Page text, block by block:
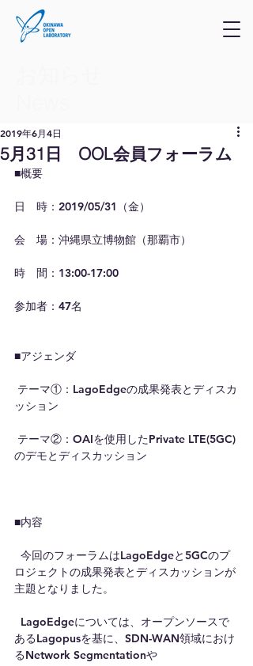
5月31日 OOL会員フォーラム
2019年6月4日
■概要
日　時：2019/05/31（金）
会　場：沖縄県立博物館（那覇市）
時　間：13:00-17:00
参加者：47名
■アジェンダ
ッション
のデモとディスカッション
■内容
ロジェクトの成果発表とディスカッションが
主題となりました。
あるLagopusを基に、SDN-WAN領域におけ
るNetwork Segmentationや